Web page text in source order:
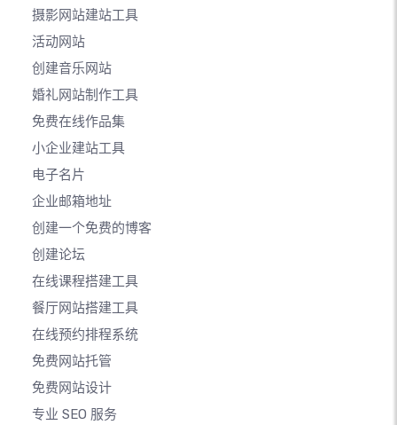
摄影网站建站工具
活动网站
创建音乐网站
婚礼网站制作工具
免费在线作品集
小企业建站工具
电子名片
企业邮箱地址
创建一个免费的博客
创建论坛
在线课程搭建工具
餐厅网站搭建工具
在线预约排程系统
免费网站托管
免费网站设计
专业 SEO 服务